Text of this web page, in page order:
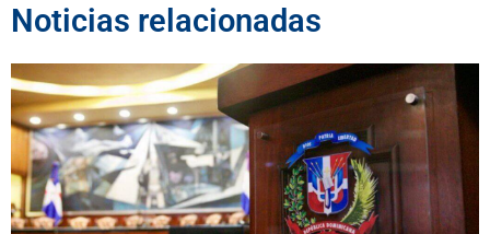
Noticias relacionadas